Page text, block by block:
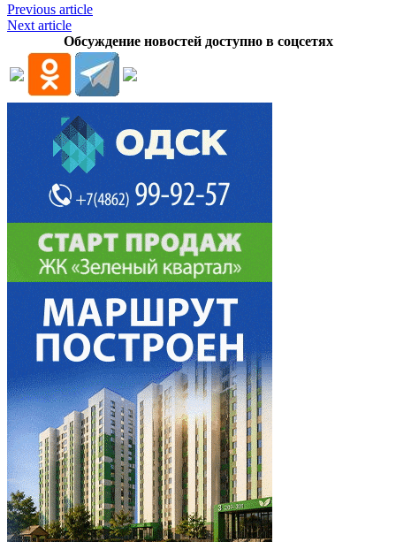
Previous article
Next article
Обсуждение новостей доступно в соцсетях